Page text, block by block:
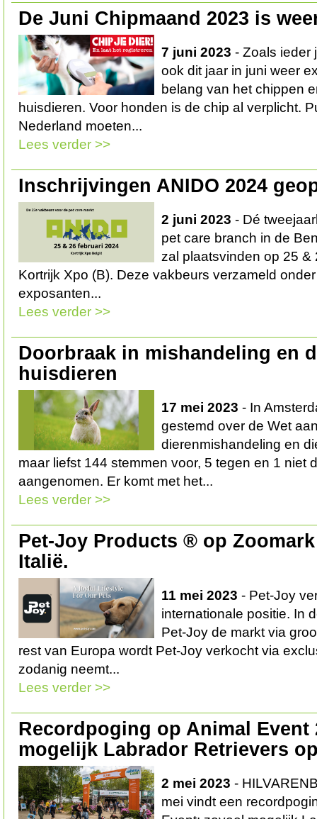
De Juni Chipmaand 2023 is
7 juni 2023 - Zoals ieder
ook dit jaar in juni weer
belang van het chippen
huisdieren. Voor honden is de chip al verplicht.
Nederland moeten...
Lees verder >>
Inschrijvingen ANIDO 2024
2 juni 2023 - Dé
pet care branch in de
zal plaatsvinden op 25 &
Kortrijk Xpo (B). Deze vakbeurs verzameld
exposanten...
Lees verder >>
Doorbraak in mishandeling en
huisdieren
17 mei 2023 - In
gestemd over de Wet
dierenmishandeling en
maar liefst 144 stemmen voor, 5 tegen en 1 niet
aangenomen. Er komt met het...
Lees verder >>
Pet-Joy Products ® op
Italië.
11 mei 2023 - Pet-Joy
internationale positie. In
Pet-Joy de markt via
rest van Europa wordt Pet-Joy verkocht via
zodanig neemt...
Lees verder >>
Recordpoging op Animal Event
mogelijk Labrador Retrievers
2 mei 2023 -
mei vindt een